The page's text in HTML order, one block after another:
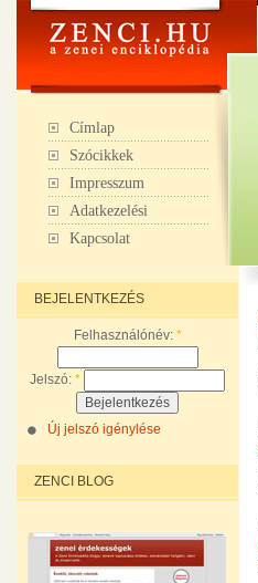
Címlap
Szócikkek
Impresszum
Adatkezelési
Kapcsolat
BEJELENTKEZÉS
Felhasználónév: *
Jelszó: *
Új jelszó igénylése
ZENCI BLOG